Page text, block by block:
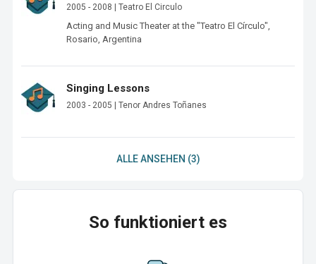
2005 - 2008 | Teatro El Circulo
Acting and Music Theater at the "Teatro El Círculo",
Rosario, Argentina
Singing Lessons
2003 - 2005 | Tenor Andres Toñanes
ALLE ANSEHEN (3)
So funktioniert es